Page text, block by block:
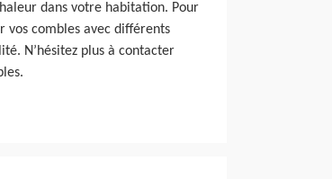
dans votre habitation. Pour
vos combles avec différents
N’hésitez plus à contacter